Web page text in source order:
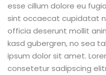
esse cillum dolore eu
sint occaecat cupidatat
officia deserunt mollit
kasd gubergren, no sea
ipsum dolor sit amet.
consetetur sadipscing